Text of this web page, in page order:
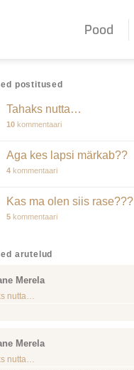
Pood
postitused
Tahaks nutta…
10kommentaari
Aga kes lapsi märkab??
4kommentaari
Kas ma olen siis rase???
5kommentaari
arutelud
Merela
nutta…
Merela
nutta…